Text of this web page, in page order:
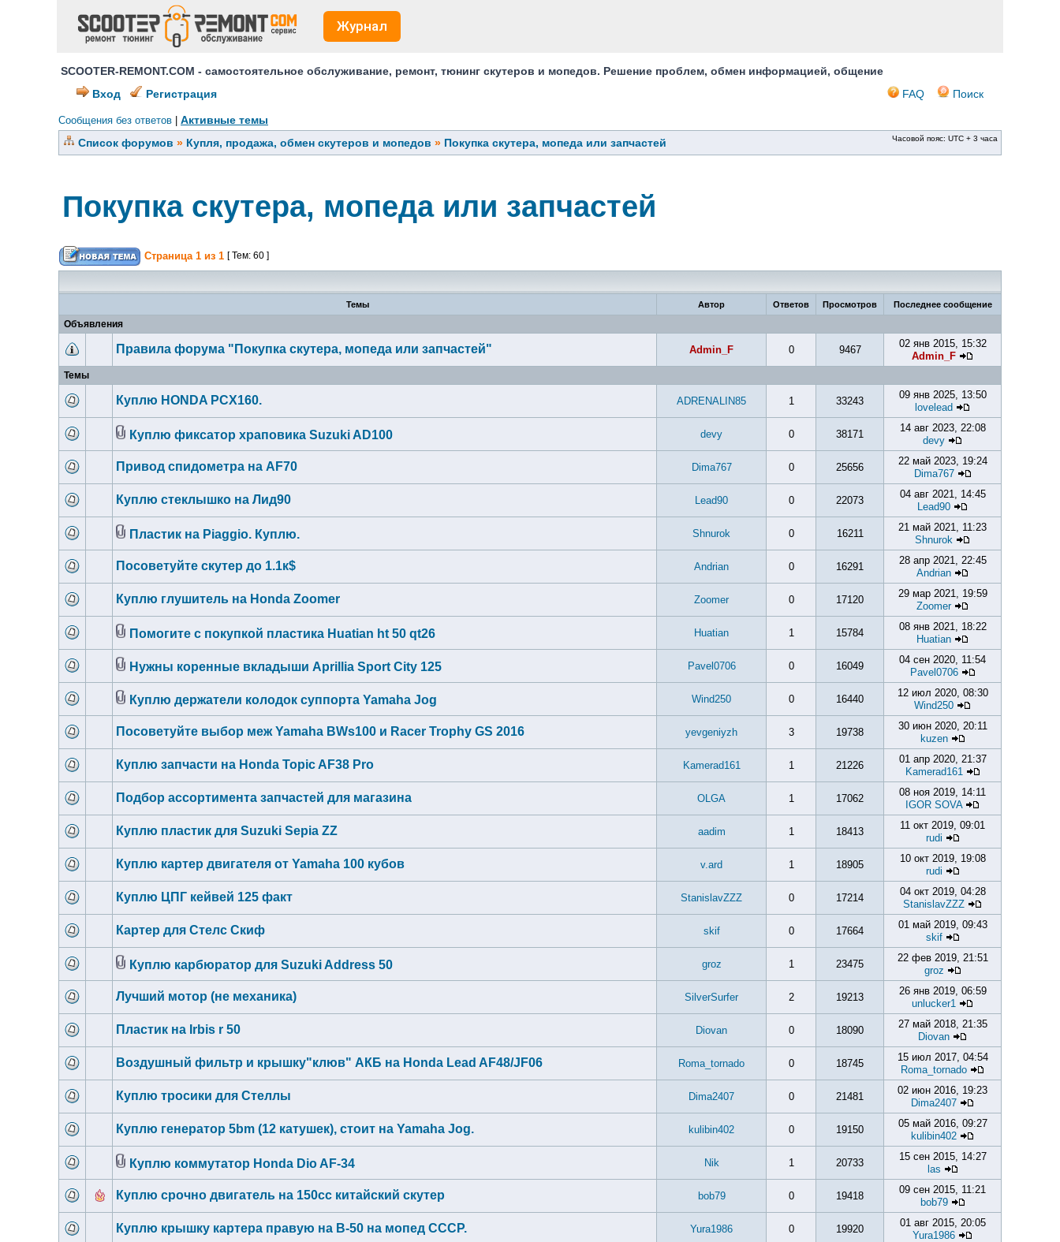
Журнал
SCOOTER-REMONT.COM - самостоятельное обслуживание, ремонт, тюнинг скутеров и мопедов. Решение проблем, обмен информацией, общение
Вход
Регистрация FAQ Поиск
Сообщения без ответов
Активные темы
Список форумов » Купля, продажа, обмен скутеров и мопедов » Покупка скутера, мопеда или запчастей Часовой пояс: UTC + 3 часа
Покупка скутера, мопеда или запчастей
Страница 1 из 1 [ Тем: 60 ]
Темы Автор Ответов Просмотров Последнее сообщение
Объявления
Правила форума "Покупка скутера, мопеда или запчастей" Admin_F 0 9467
02 янв 2015, 15:32
Admin_F
Темы
Куплю HONDA PCX160. ADRENALIN85 1 33243
09 янв 2025, 13:50
lovelead
Куплю фиксатор храповика Suzuki AD100 devy 0 38171
14 авг 2023, 22:08
devy
Привод спидометра на AF70 Dima767 0 25656
22 май 2023, 19:24
Dima767
Куплю стеклышко на Лид90 Lead90 0 22073
04 авг 2021, 14:45
Lead90
Пластик на Piaggio. Куплю. Shnurok 0 16211
21 май 2021, 11:23
Shnurok
Посоветуйте скутер до 1.1к$ Andrian 0 16291
28 апр 2021, 22:45
Andrian
Куплю глушитель на Honda Zoomer Zoomer 0 17120
29 мар 2021, 19:59
Zoomer
Помогите с покупкой пластика Huatian ht 50 qt26 Huatian 1 15784
08 янв 2021, 18:22
Huatian
Нужны коренные вкладыши Aprillia Sport City 125 Pavel0706 0 16049
04 сен 2020, 11:54
Pavel0706
Куплю держатели колодок суппорта Yamaha Jog Wind250 0 16440
12 июл 2020, 08:30
Wind250
Посоветуйте выбор меж Yamaha BWs100 и Racer Trophy GS 2016 yevgeniyzh 3 19738
30 июн 2020, 20:11
kuzen
Куплю запчасти на Honda Topic AF38 Pro Kamerad161 1 21226
01 апр 2020, 21:37
Kamerad161
Подбор ассортимента запчастей для магазина OLGA 1 17062
08 ноя 2019, 14:11
IGOR SOVA
Куплю пластик для Suzuki Sepia ZZ aadim 1 18413
11 окт 2019, 09:01
rudi
Куплю картер двигателя от Yamaha 100 кубов v.ard 1 18905
10 окт 2019, 19:08
rudi
Куплю ЦПГ кейвей 125 факт StanislavZZZ 0 17214
04 окт 2019, 04:28
StanislavZZZ
Картер для Стелс Скиф skif 0 17664
01 май 2019, 09:43
skif
Куплю карбюратор для Suzuki Address 50 groz 1 23475
22 фев 2019, 21:51
groz
Лучший мотор (не механика) SilverSurfer 2 19213
26 янв 2019, 06:59
unlucker1
Пластик на Irbis r 50 Diovan 0 18090
27 май 2018, 21:35
Diovan
Воздушный фильтр и крышку"клюв" АКБ на Honda Lead AF48/JF06 Roma_tornado 0 18745
15 июл 2017, 04:54
Roma_tornado
Куплю тросики для Стеллы Dima2407 0 21481
02 июн 2016, 19:23
Dima2407
Куплю генератор 5bm (12 катушек), стоит на Yamaha Jog. kulibin402 0 19150
05 май 2016, 09:27
kulibin402
Куплю коммутатор Honda Dio AF-34 Nik 1 20733
15 сен 2015, 14:27
las
Куплю срочно двигатель на 150сс китайский скутер bob79 0 19418
09 сен 2015, 11:21
bob79
Куплю крышку картера правую на В-50 на мопед СССР. Yura1986 0 19920
01 авг 2015, 20:05
Yura1986